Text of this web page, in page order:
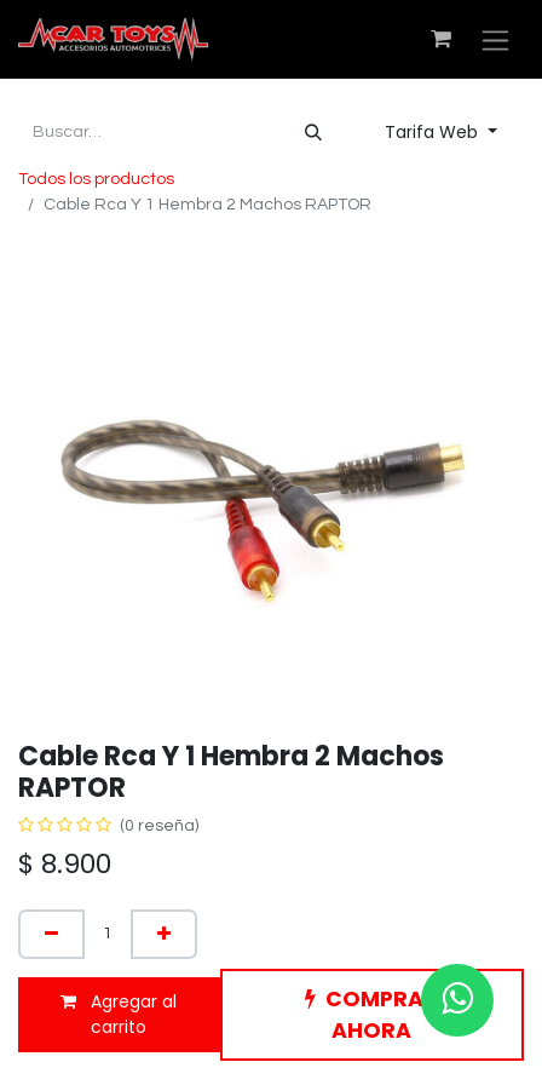
Tarifa Web
Todos los productos
Cable Rca Y 1 Hembra 2 Machos RAPTOR
Cable Rca Y 1 Hembra 2 Machos
RAPTOR
(0 reseña)
$ 8.900
Agregar al
carrito
COMPRAR
AHORA